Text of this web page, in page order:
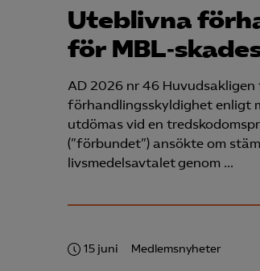
Uteblivna
för
AD 2026 nr 46
förhandlingsskyldighet enligt
utdömas vid en
(”förbundet”) ansökte om
livsmedelsavtalet genom …
15 juni Medlemsnyheter